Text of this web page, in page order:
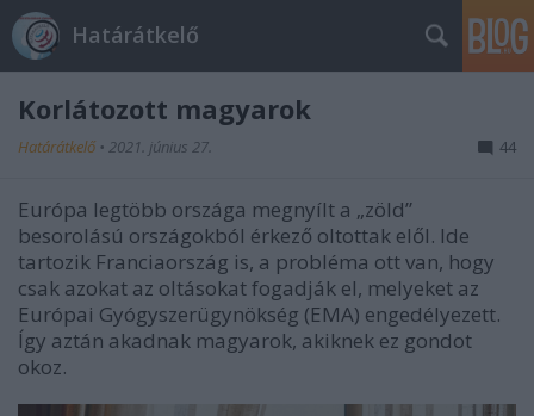
Határátkelő
Korlátozott magyarok
Határátkelő • 2021. június 27. 44
Európa legtöbb országa megnyílt a „zöld”
besorolású országokból érkező oltottak elől. Ide
tartozik Franciaország is, a probléma ott van, hogy
csak azokat az oltásokat fogadják el, melyeket az
Európai Gyógyszerügynökség (EMA) engedélyezett.
Így aztán akadnak magyarok, akiknek ez gondot
okoz.